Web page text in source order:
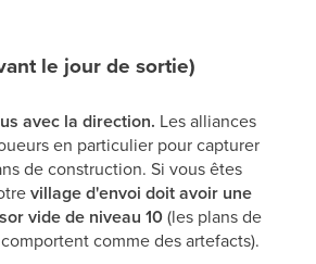
le jour de sortie)
avec la direction. Les alliances
en particulier pour capturer
de construction. Si vous êtes
village d'envoi doit avoir une
vide de niveau 10(les plans de
comme des artefacts).